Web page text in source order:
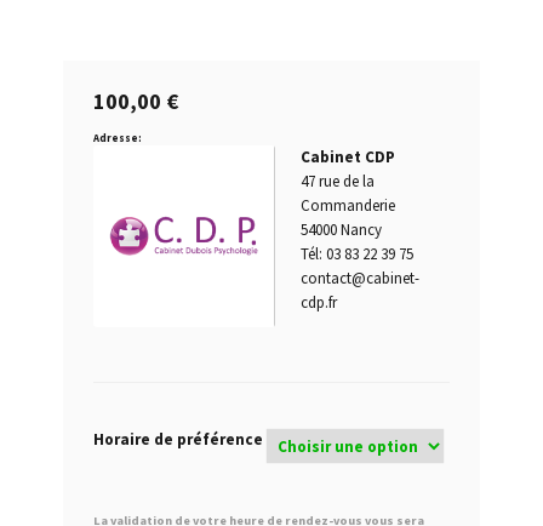
Permis de conduire provisoire
Quand passer un test psychotechnique ?
Repasser le permis après annulation tests
100,00 €
Adresse:
Cabinet CDP
47 rue de la
Commanderie
54000 Nancy
Tél: 03 83 22 39 75
contact@cabinet-
cdp.fr
Horaire de préférence